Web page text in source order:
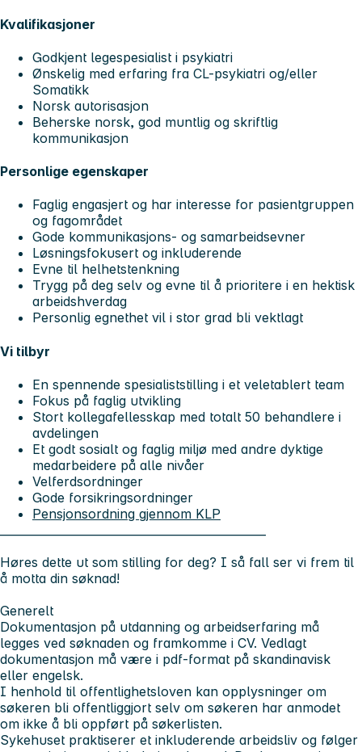
Kvalifikasjoner
Godkjent legespesialist i psykiatri
Ønskelig med erfaring fra CL-psykiatri og/eller
Somatikk
Norsk autorisasjon
Beherske norsk, god muntlig og skriftlig
kommunikasjon
Personlige egenskaper
Faglig engasjert og har interesse for pasientgruppen
og fagområdet
Gode kommunikasjons- og samarbeidsevner
Løsningsfokusert og inkluderende
Evne til helhetstenkning
Trygg på deg selv og evne til å prioritere i en hektisk
arbeidshverdag
Personlig egnethet vil i stor grad bli vektlagt
Vi tilbyr
En spennende spesialiststilling i et veletablert team
Fokus på faglig utvikling
Stort kollegafellesskap med totalt 50 behandlere i
avdelingen
Et godt sosialt og faglig miljø med andre dyktige
medarbeidere på alle nivåer
Velferdsordninger
Gode forsikringsordninger
Pensjonsordning gjennom KLP
Høres dette ut som stilling for deg? I så fall ser vi frem til
å motta din søknad!
Generelt
Dokumentasjon på utdanning og arbeidserfaring må
legges ved søknaden og framkomme i CV. Vedlagt
dokumentasjon må være i pdf-format på skandinavisk
eller engelsk.
I henhold til offentlighetsloven kan opplysninger om
søkeren bli offentliggjort selv om søkeren har anmodet
om ikke å bli oppført på søkerlisten.
Sykehuset praktiserer et inkluderende arbeidsliv og følger